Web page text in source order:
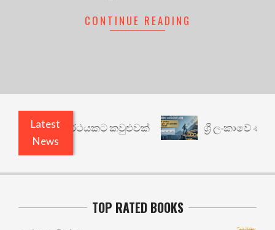
CONTINUE READING
Latest
News
වෙනත් යථාර්ථයකට කවුළුවක් ශ්‍රී ලංකාවේ ණය
TOP RATED BOOKS